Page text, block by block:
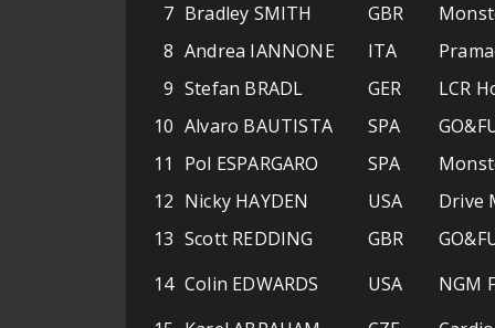
7 Bradley SMITH GBR
8 Andrea IANNONE ITA
9 Stefan BRADL GER
LCR
10 Alvaro BAUTISTA SPA
11
Pol ESPARGARO SPA
12 Nicky HAYDEN USA
Drive
13 Scott REDDING GBR
14 Colin EDWARDS USA
NGM